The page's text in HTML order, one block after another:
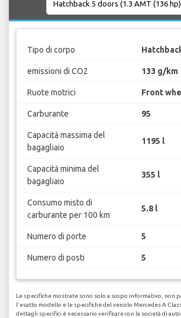
Tipo di corpo
emissioni di CO2 133 g/km
Ruote motrici Front
Carburante 95
Capacità massima del
bagagliaio
1195 l
Capacità minima del
bagagliaio
355 l
Consumo misto di
carburante per 100 km
5.8 l
Numero di porte 5
Numero di posti 5
Le specifiche mostrate sono solo a scopo informativo, non
l'esatto modello e le specifiche del veicolo Mercedes A
dettagli specifici è necessario verificare con la società di